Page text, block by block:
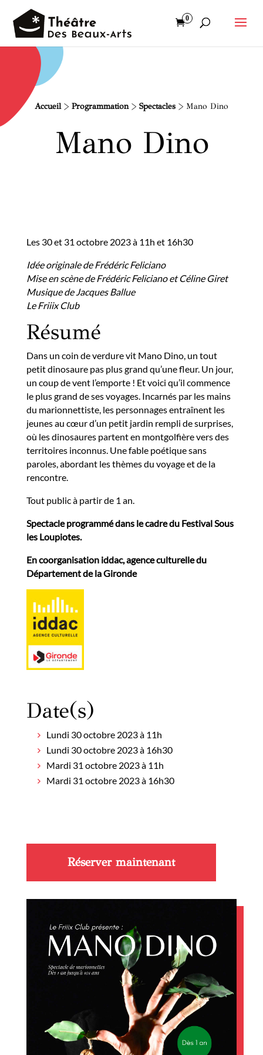
0
Accueil> Programmation> Spectacles > Mano Dino
Mano Dino
Les 30 et 31 octobre 2023 à 11h et 16h30
Idée originale de Frédéric Feliciano
Mise en scène de Frédéric Feliciano et Céline Giret
Musique de Jacques Ballue
Le Friiix Club
Résumé
Dans un coin de verdure vit Mano Dino, un tout
petit dinosaure pas plus grand qu’une fleur. Un jour,
un coup de vent l’emporte ! Et voici qu’il commence
le plus grand de ses voyages. Incarnés par les mains
du marionnettiste, les personnages entraînent les
jeunes au cœur d’un petit jardin rempli de surprises,
où les dinosaures partent en montgolfière vers des
territoires inconnus. Une fable poétique sans
paroles, abordant les thèmes du voyage et de la
rencontre.
Tout public à partir de 1 an.
Spectacle programmé dans le cadre du Festival Sous
les Loupiotes.
En coorganisation iddac, agence culturelle du
Département de la Gironde
Date(s)
Lundi 30 octobre 2023 à 11h
Lundi 30 octobre 2023 à 16h30
Mardi 31 octobre 2023 à 11h
Mardi 31 octobre 2023 à 16h30
Réserver maintenant